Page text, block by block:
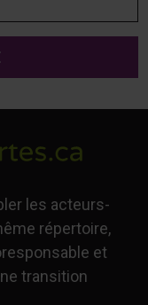
les acteurs-
répertoire,
et
transition